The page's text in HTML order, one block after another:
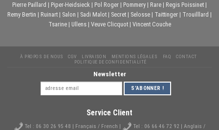
Pierre Paillard | Piper-Heidsieck | Pol Roger | Pommery | Rare | Regis Poissinet |
Remy Bertin | Ruinart | Salon | Sadi Malot | Secret | Selosse | Taittinger | Trouilllard |
Tsarine| Ullens| Veuve Clicquot| Vincent Couche
À PROPOS DE NOUS CGV LIVRAISON MENTIONS LÉGALES FAQ
CONTACT
POLITIQUE DE CONFIDENTIALITÉ
Newsletter
Service Client
Tel : 06 30 26 95 48 | Français / French | Tel : 06 66 46 72 92 | Anglais /